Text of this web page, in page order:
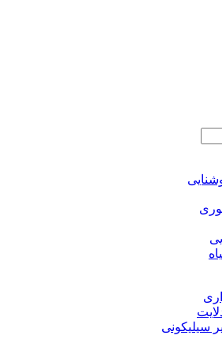
سیلیکونی